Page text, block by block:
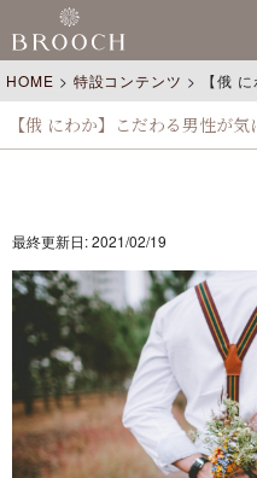
HOME > 特設コンテンツ > 【俄 に
【俄 にわか】こだわる男性が
最終更新日: 2021/02/19